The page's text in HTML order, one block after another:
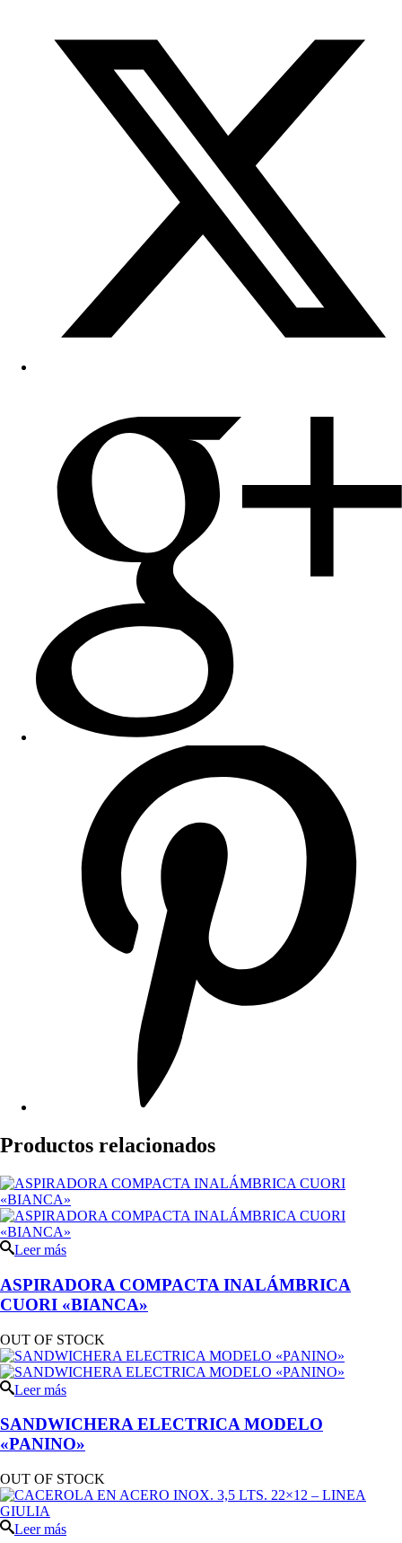
Productos relacionados
Leer más
ASPIRADORA COMPACTA INALÁMBRICA
CUORI «BIANCA»
OUT OF STOCK
Leer más
SANDWICHERA ELECTRICA MODELO
«PANINO»
OUT OF STOCK
Leer más